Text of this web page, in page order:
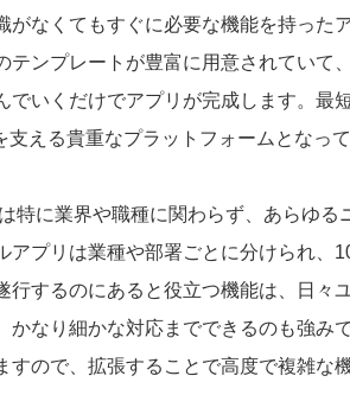
がなくてもすぐに必要な機能を持った
テンプレートが豊富に用意されていて
でいくだけでアプリが完成します。最
支える貴重なプラットフォームとなって
特に業界や職種に関わらず、あらゆる
アプリは業種や部署ごとに分けられ、
行するのにあると役立つ機能は、日々
かなり細かな対応までできるのも強み
すので、拡張することで高度で複雑な